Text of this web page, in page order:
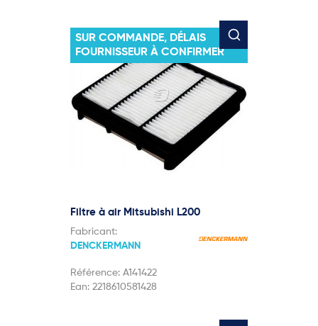
Filtre à air Mitsubishi L200
Fabricant:
DENCKERMANN
Référence: A141422
Ean: 2218610581428
SUR COMMANDE, DÉLAIS
FOURNISSEUR À CONFIRMER